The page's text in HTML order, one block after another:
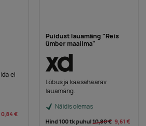
ei
0,84 €
Puidust lauamäng "Reis
ümber maailma"
Lõbus ja kaasahaarav
lauamäng.
Näidis olemas
Hind 100 tk puhul10,80 € 9,61 €